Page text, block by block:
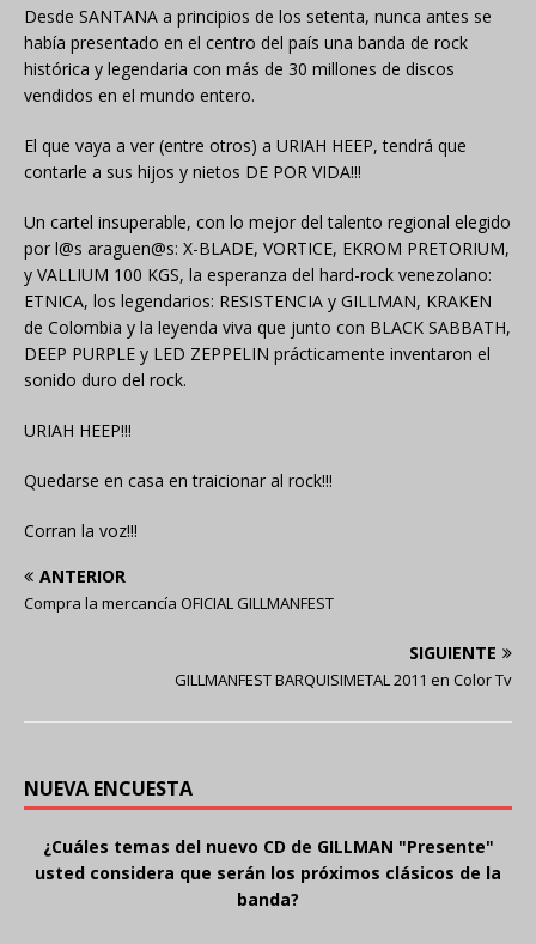
Desde SANTANA a principios de los setenta, nunca antes se
había presentado en el centro del país una banda de rock
histórica y legendaria con más de 30 millones de discos
vendidos en el mundo entero.
El que vaya a ver (entre otros) a URIAH HEEP, tendrá que
contarle a sus hijos y nietos DE POR VIDA!!!
Un cartel insuperable, con lo mejor del talento regional elegido
por l@s araguen@s: X-BLADE, VORTICE, EKROM PRETORIUM,
y VALLIUM 100 KGS, la esperanza del hard-rock venezolano:
ETNICA, los legendarios: RESISTENCIA y GILLMAN, KRAKEN
de Colombia y la leyenda viva que junto con BLACK SABBATH,
DEEP PURPLE y LED ZEPPELIN prácticamente inventaron el
sonido duro del rock.
URIAH HEEP!!!
Quedarse en casa en traicionar al rock!!!
Corran la voz!!!
ANTERIOR
Compra la mercancía OFICIAL GILLMANFEST
SIGUIENTE
GILLMANFEST BARQUISIMETAL 2011 en Color Tv
NUEVA ENCUESTA
¿Cuáles temas del nuevo CD de GILLMAN "Presente"
usted considera que serán los próximos clásicos de la
banda?